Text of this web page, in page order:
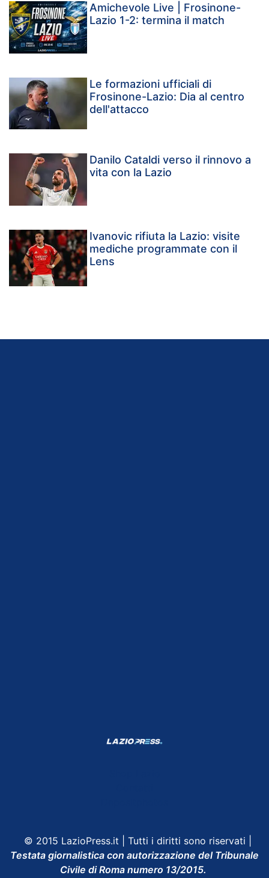
Amichevole Live | Frosinone-
Lazio 1-2: termina il match
Le formazioni ufficiali di
Frosinone-Lazio: Dia al centro
dell'attacco
Danilo Cataldi verso il rinnovo a
vita con la Lazio
Ivanovic rifiuta la Lazio: visite
mediche programmate con il
Lens
© 2015 LazioPress.it | Tutti i diritti sono riservati |
Testata giornalistica con autorizzazione del Tribunale
Civile di Roma numero 13/2015.